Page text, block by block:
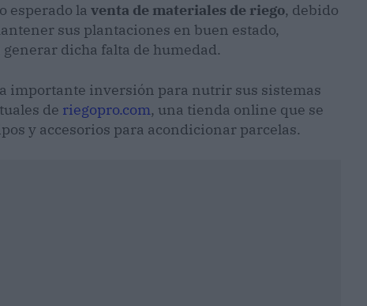
esperado la venta de materiales de riego, debido
sus plantaciones en buen estado,
dicha falta de humedad.
importante inversión para nutrir sus sistemas
de riegopro.com, una tienda online que se
y accesorios para acondicionar parcelas.